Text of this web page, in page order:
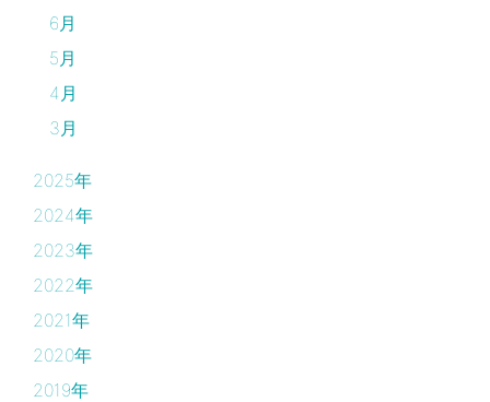
6月
5月
4月
3月
2025年
2024年
2023年
2022年
2021年
2020年
2019年